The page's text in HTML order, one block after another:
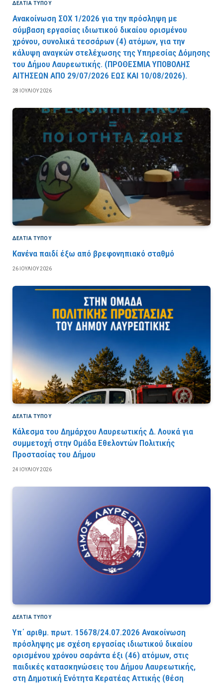
ΔΕΛΤΙΑ ΤΥΠΟΥ
Ανακοίνωση ΣΟΧ 1/2026 για την πρόσληψη με
σύμβαση εργασίας ιδιωτικού δικαίου ορισμένου
χρόνου, συνολικά τεσσάρων (4) ατόμων, για την
κάλυψη αναγκών στελέχωσης της Υπηρεσίας Δόμησης
του Δήμου Λαυρεωτικής. (ΠPOΘEΣMIA YΠOBOΛHΣ
AITHΣEΩN AΠO 29/07/2026 EΩΣ KAI 10/08/2026).
28 ΙΟΥΛΊΟΥ 2026
ΔΕΛΤΙΑ ΤΥΠΟΥ
Κανένα παιδί έξω από βρεφονηπιακό σταθμό
26 ΙΟΥΛΊΟΥ 2026
ΔΕΛΤΙΑ ΤΥΠΟΥ
Κάλεσμα του Δημάρχου Λαυρεωτικής Δ. Λουκά για
συμμετοχή στην Ομάδα Εθελοντών Πολιτικής
Προστασίας του Δήμου
24 ΙΟΥΛΊΟΥ 2026
ΔΕΛΤΙΑ ΤΥΠΟΥ
Υπ΄ αριθμ. πρωτ. 15678/24.07.2026 Ανακοίνωση
πρόσληψης με σχέση εργασίας ιδιωτικού δικαίου
ορισμένου χρόνου σαράντα έξι (46) ατόμων, στις
παιδικές κατασκηνώσεις του Δήμου Λαυρεωτικής,
στη Δημοτική Ενότητα Κερατέας Αττικής (θέση